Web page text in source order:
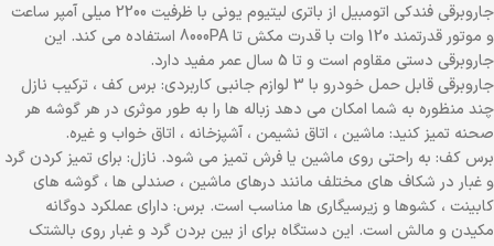
جاروبرقی فندکی اتومبیل از باتری لیتیوم یونی با ظرفیت 2200 میلی آمپر ساعت
و موتور قدرتمند 120 وات با قدرت مکش تا 8000PA استفاده می کند. این
جاروبرقی دستی مقاوم است و تا 5 سال عمر مفید دارد.
جاروبرقی قابل حمل خودرو با 3 لوازم جانبی کاربردی: برس کف ، ترکیب نازل
چند منظوره به شما امکان می دهد زباله ها را به طور موثری در هر گوشه هر
صحنه تمیز کنید: ماشین ، اتاق نشیمن ، آشپزخانه ، اتاق خواب و غیره.
برس کف: به راحتی روی ماشین یا فرش تمیز می شود. نازل: برای تمیز کردن گرد
و غبار در شکاف های مختلف مانند درهای ماشین ، صندلی ها ، گوشه های
کابینت ، کشوها و زیرسیگاری ها مناسب است. برس: دارای عملکرد دوگانه
مکیدن و مالش است. این دستگاه برای از بین بردن گرد و غبار روی بالشتک